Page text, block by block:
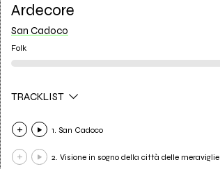
Ardecore
San Cadoco
Folk
TRACKLIST
1. San Cadoco
2. Visione in sogno della città delle meraviglie